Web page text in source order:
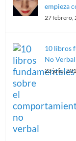
empieza
27 febrero,
10 libros
No Verbal
23 julio,